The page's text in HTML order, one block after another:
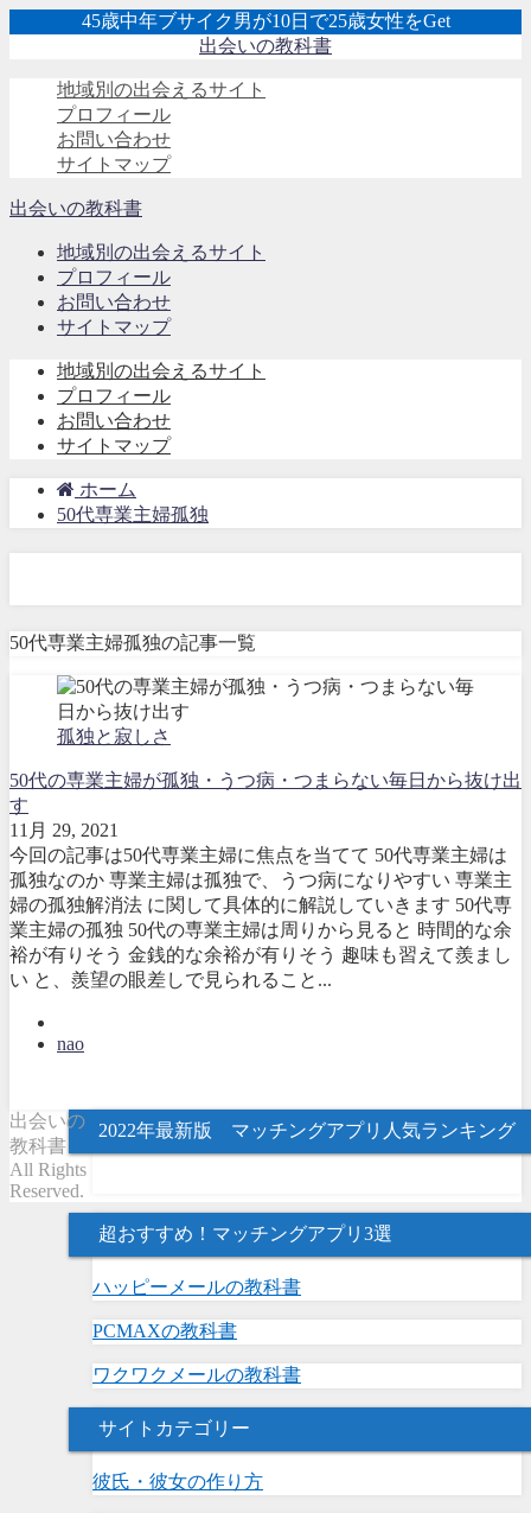
45歳中年ブサイク男が10日で25歳女性をGet
出会いの教科書
地域別の出会えるサイト
プロフィール
お問い合わせ
サイトマップ
出会いの教科書
地域別の出会えるサイト
プロフィール
お問い合わせ
サイトマップ
地域別の出会えるサイト
プロフィール
お問い合わせ
サイトマップ
ホーム
50代専業主婦孤独
50代専業主婦孤独の記事一覧
孤独と寂しさ
50代の専業主婦が孤独・うつ病・つまらない毎日から抜け出
す
11月 29, 2021
今回の記事は50代専業主婦に焦点を当てて 50代専業主婦は
孤独なのか 専業主婦は孤独で、うつ病になりやすい 専業主
婦の孤独解消法 に関して具体的に解説していきます 50代専
業主婦の孤独 50代の専業主婦は周りから見ると 時間的な余
裕が有りそう 金銭的な余裕が有りそう 趣味も習えて羨まし
い と、羨望の眼差しで見られること...
nao
2022年最新版 マッチングアプリ人気ランキング
超おすすめ！マッチングアプリ3選
ハッピーメールの教科書
PCMAXの教科書
ワクワクメールの教科書
サイトカテゴリー
彼氏・彼女の作り方
出会いの
教科書
All Rights
Reserved.